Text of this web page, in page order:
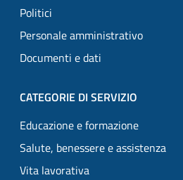
Politici
Personale amministrativo
Documenti e dati
CATEGORIE DI SERVIZIO
Educazione e formazione
Salute, benessere e assistenza
Vita lavorativa